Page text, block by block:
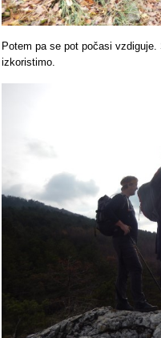
Potem pa se pot počasi
izkoristimo.